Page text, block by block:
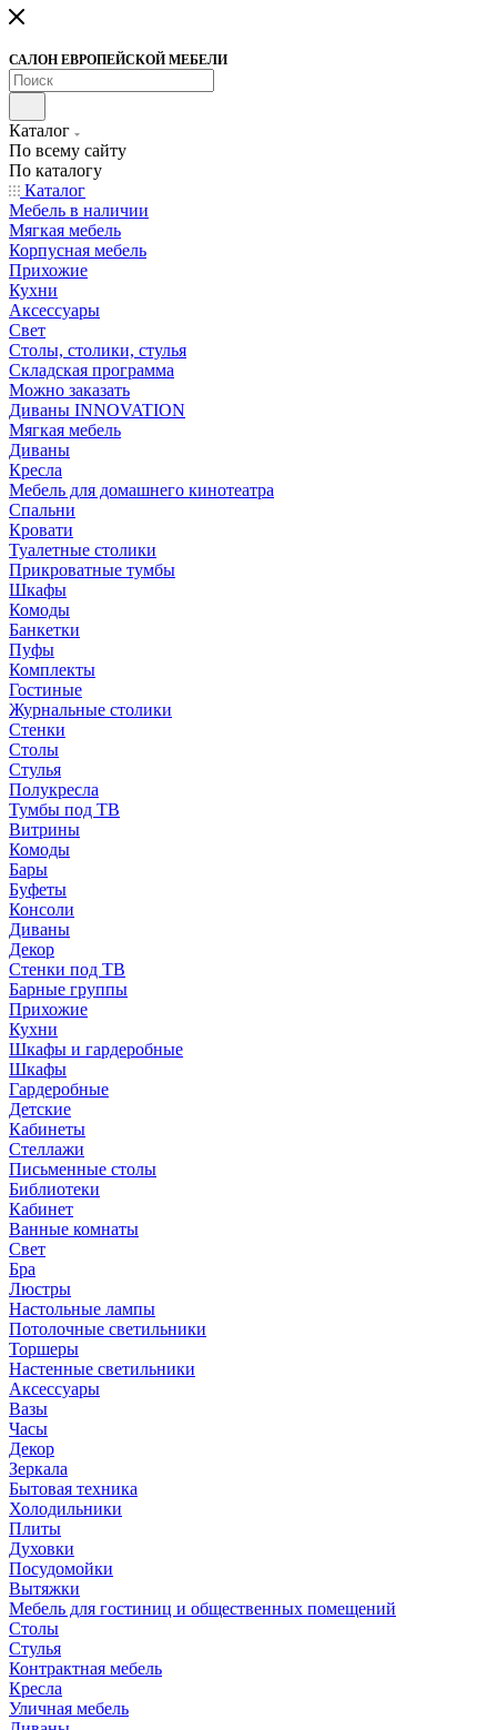
САЛОН ЕВРОПЕЙСКОЙ МЕБЕЛИ
Каталог
По всему сайту
По каталогу
Каталог
Мебель в наличии
Мягкая мебель
Корпусная мебель
Прихожие
Кухни
Аксессуары
Свет
Столы, столики, стулья
Складская программа
Можно заказать
Диваны INNOVATION
Мягкая мебель
Диваны
Кресла
Мебель для домашнего кинотеатра
Спальни
Кровати
Туалетные столики
Прикроватные тумбы
Шкафы
Комоды
Банкетки
Пуфы
Комплекты
Гостиные
Журнальные столики
Стенки
Столы
Стулья
Полукресла
Тумбы под ТВ
Витрины
Комоды
Бары
Буфеты
Консоли
Диваны
Декор
Стенки под ТВ
Барные группы
Прихожие
Кухни
Шкафы и гардеробные
Шкафы
Гардеробные
Детские
Кабинеты
Стеллажи
Письменные столы
Библиотеки
Кабинет
Ванные комнаты
Свет
Бра
Люстры
Настольные лампы
Потолочные светильники
Торшеры
Настенные светильники
Аксессуары
Вазы
Часы
Декор
Зеркала
Бытовая техника
Холодильники
Плиты
Духовки
Посудомойки
Вытяжки
Мебель для гостиниц и общественных помещений
Столы
Стулья
Контрактная мебель
Кресла
Уличная мебель